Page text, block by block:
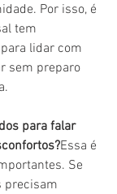
Por isso, é
tem
lidar com
sem preparo
para falar
Essa é
Se
precisam